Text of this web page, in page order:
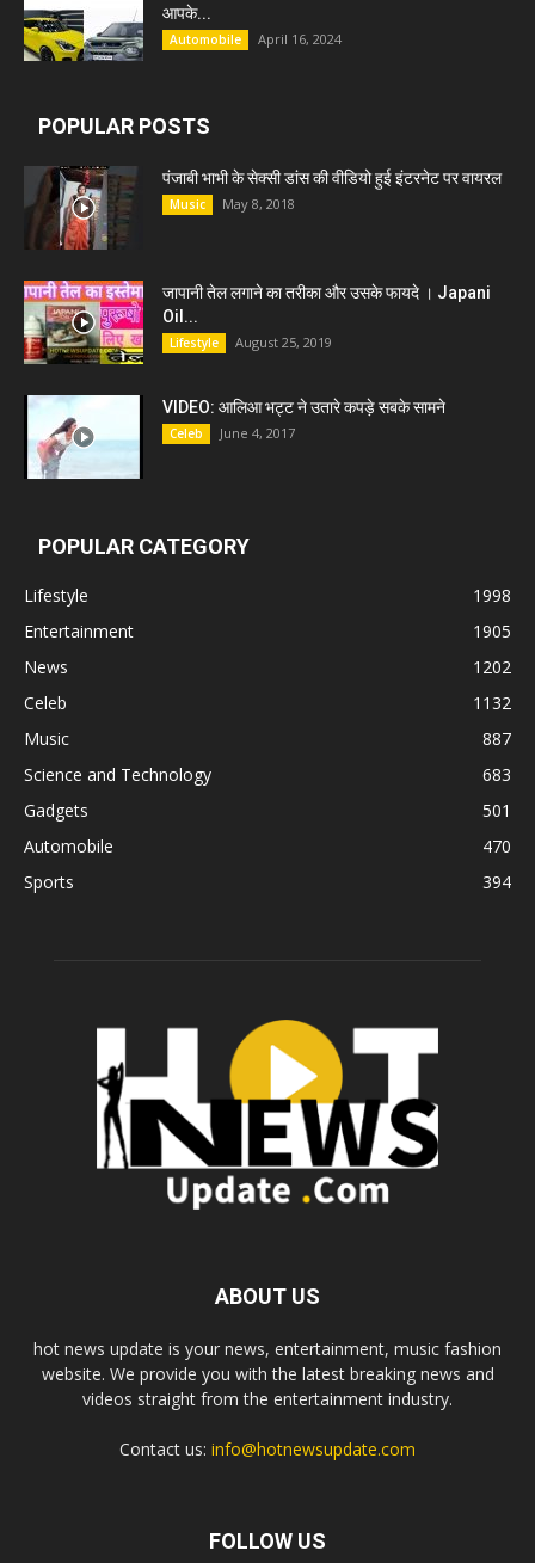
आपके...
Automobile April 16, 2024
POPULAR POSTS
पंजाबी भाभी के सेक्सी डांस की वीडियो हुई इंटरनेट पर वायरल
Music May 8, 2018
जापानी तेल लगाने का तरीका और उसके फायदे । Japani
Oil...
Lifestyle August 25, 2019
VIDEO: आलिआ भट्ट ने उतारे कपड़े सबके सामने
Celeb June 4, 2017
POPULAR CATEGORY
Lifestyle
1998
Entertainment
1905
News
1202
Celeb
1132
Music
887
Science and Technology
683
Gadgets
501
Automobile
470
Sports
394
ABOUT US
hot news update is your news, entertainment, music fashion
website. We provide you with the latest breaking news and
videos straight from the entertainment industry.
Contact us: info@hotnewsupdate.com
FOLLOW US